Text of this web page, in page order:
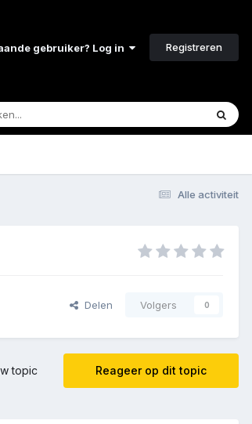
gebruiker? Log in Registreren
Alle activiteit
Delen Volgers 0
Reageer op dit topic
topic